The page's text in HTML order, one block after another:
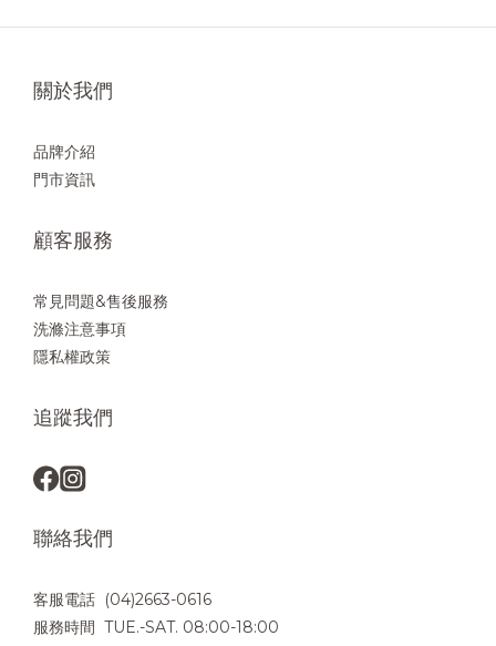
關於我們
品牌介紹
門市資訊
顧客服務
常見問題&售後服務
洗滌注意事項
隱私權政策
追蹤我們
聯絡我們
客服電話 (04)2663-0616
服務時間 TUE.-SAT. 08:00-18:00